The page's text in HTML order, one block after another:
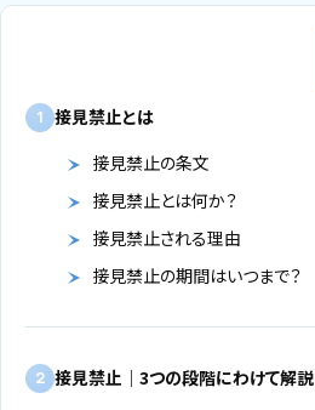
1 接見禁止とは
接見禁止の条文
接見禁止とは何か？
接見禁止される理由
接見禁止の期間はいつまで？
2 接見禁止｜3つの段階にわけて解説